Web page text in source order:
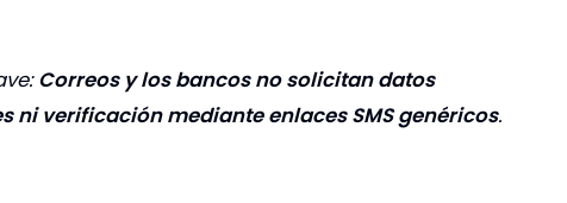
Correos y los bancos no solicitan datos
ni verificación mediante enlaces SMS genéricos.